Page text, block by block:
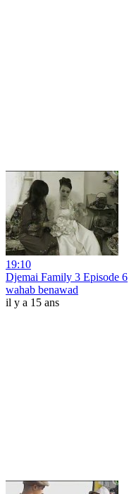
19:10
Djemai Family 3 Episode 6
wahab benawad
il y a 15 ans